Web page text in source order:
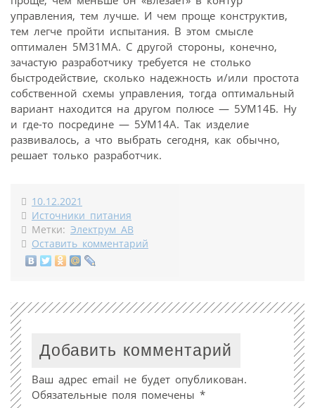
управления, тем лучше. И чем проще конструктив,
тем легче пройти испытания. В этом смысле
оптимален 5М31МА. С другой стороны, конечно,
зачастую разработчику требуется не столько
быстродействие, сколько надежность и/или простота
собственной схемы управления, тогда оптимальный
вариант находится на другом полюсе — 5УМ14Б. Ну
и где-то посредине — 5УМ14А. Так изделие
развивалось, а что выбрать сегодня, как обычно,
решает только разработчик.
10.12.2021
Источники питания
Метки: Электрум АВ
Оставить комментарий
Добавить комментарий
Ваш адрес email не будет опубликован.
Обязательные поля помечены *